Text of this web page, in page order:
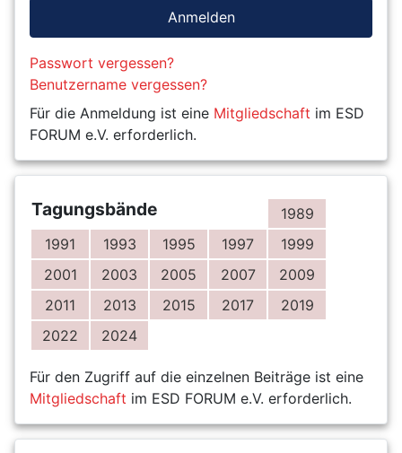
Anmelden
Passwort vergessen?
Benutzername vergessen?
Für die Anmeldung ist eine Mitgliedschaft im ESD
FORUM e.V. erforderlich.
Tagungsbände
1989
1991
1993 1995 1997
1999
2001
2003 2005 2007
2009
2011
2013 2015 2017
2019
2022
2024
Für den Zugriff auf die einzelnen Beiträge ist eine
Mitgliedschaft im ESD FORUM e.V. erforderlich.